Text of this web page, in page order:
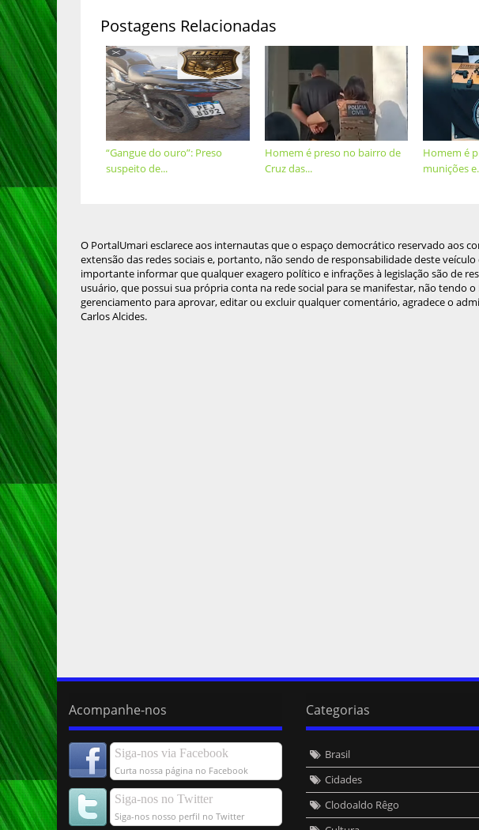
Postagens Relacionadas
Homem é
munições
Homem é preso no bairro de
Cruz das...
“Gangue do ouro”: Preso
suspeito de...
O PortalUmari esclarece aos internautas que o espaço democrático reservado aos
extensão das redes sociais e, portanto, não sendo de responsabilidade deste veículo
importante informar que qualquer exagero político e infrações à legislação são de
usuário, que possui sua própria conta na rede social para se manifestar, não tendo
gerenciamento para aprovar, editar ou excluir qualquer comentário, agradece o
Carlos Alcides.
Acompanhe-nos
Siga-nos via Facebook
Curta nossa página no Facebook
Siga-nos no Twitter
Siga-nos nosso perfil no Twitter
Categorias
Brasil
Cidades
Clodoaldo Rêgo